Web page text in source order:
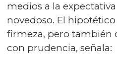
medios a la
novedoso. El
firmeza, pero también
con prudencia, señala: